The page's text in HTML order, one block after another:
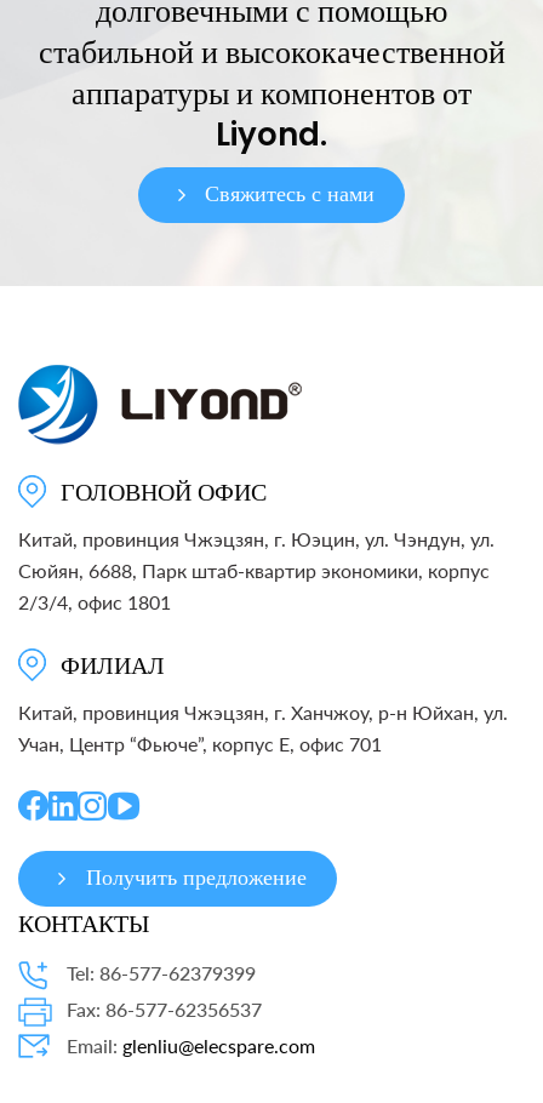
долговечными с помощью
стабильной и высококачественной
аппаратуры и компонентов от
Liyond.
Свяжитесь с нами
ГОЛОВНОЙ ОФИС
Китай, провинция Чжэцзян, г. Юэцин, ул. Чэндун, ул.
Сюйян, 6688, Парк штаб-квартир экономики, корпус
2/3/4, офис 1801
ФИЛИАЛ
Китай, провинция Чжэцзян, г. Ханчжоу, р-н Юйхан, ул.
Учан, Центр “Фьюче”, корпус E, офис 701
Получить предложение
КОНТАКТЫ
Tel: 86-577-62379399
Fax: 86-577-62356537
Email: glenliu@elecspare.com